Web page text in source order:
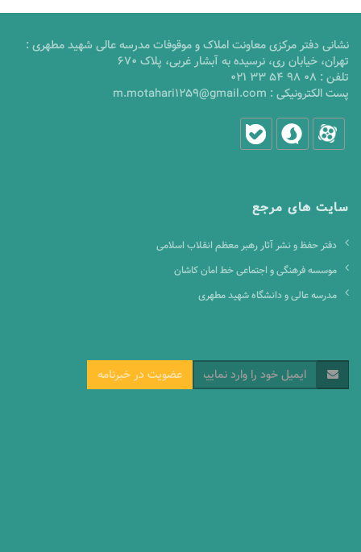
نشانی دفتر مرکزی معاونت املاک و موقوفات مدرسه عالی شهید مطهری :
تهران، خیابان ری، نرسیده به آبشار غربی، پلاک 670
تلفن : 021 33 54 98 08
پست الکترونیکی : m.motahari1259@gmail.com
سایت های مرجع
دفتر حفظ و نشر آثار رهبر معظم انقلاب اسلامی
موسسه فرهنگی و اجتماعی خط امان کاشان
مدرسه عالی و دانشگاه شهید مطهری
عضویت در خبرنامه